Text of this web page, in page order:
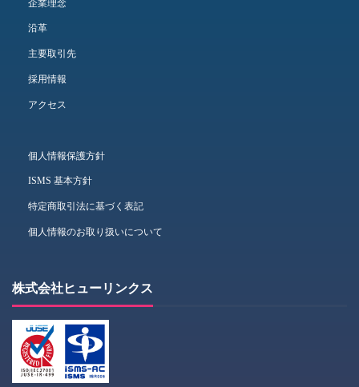
企業理念
沿革
主要取引先
採用情報
アクセス
個人情報保護方針
ISMS 基本方針
特定商取引法に基づく表記
個人情報のお取り扱いについて
株式会社ヒューリンクス